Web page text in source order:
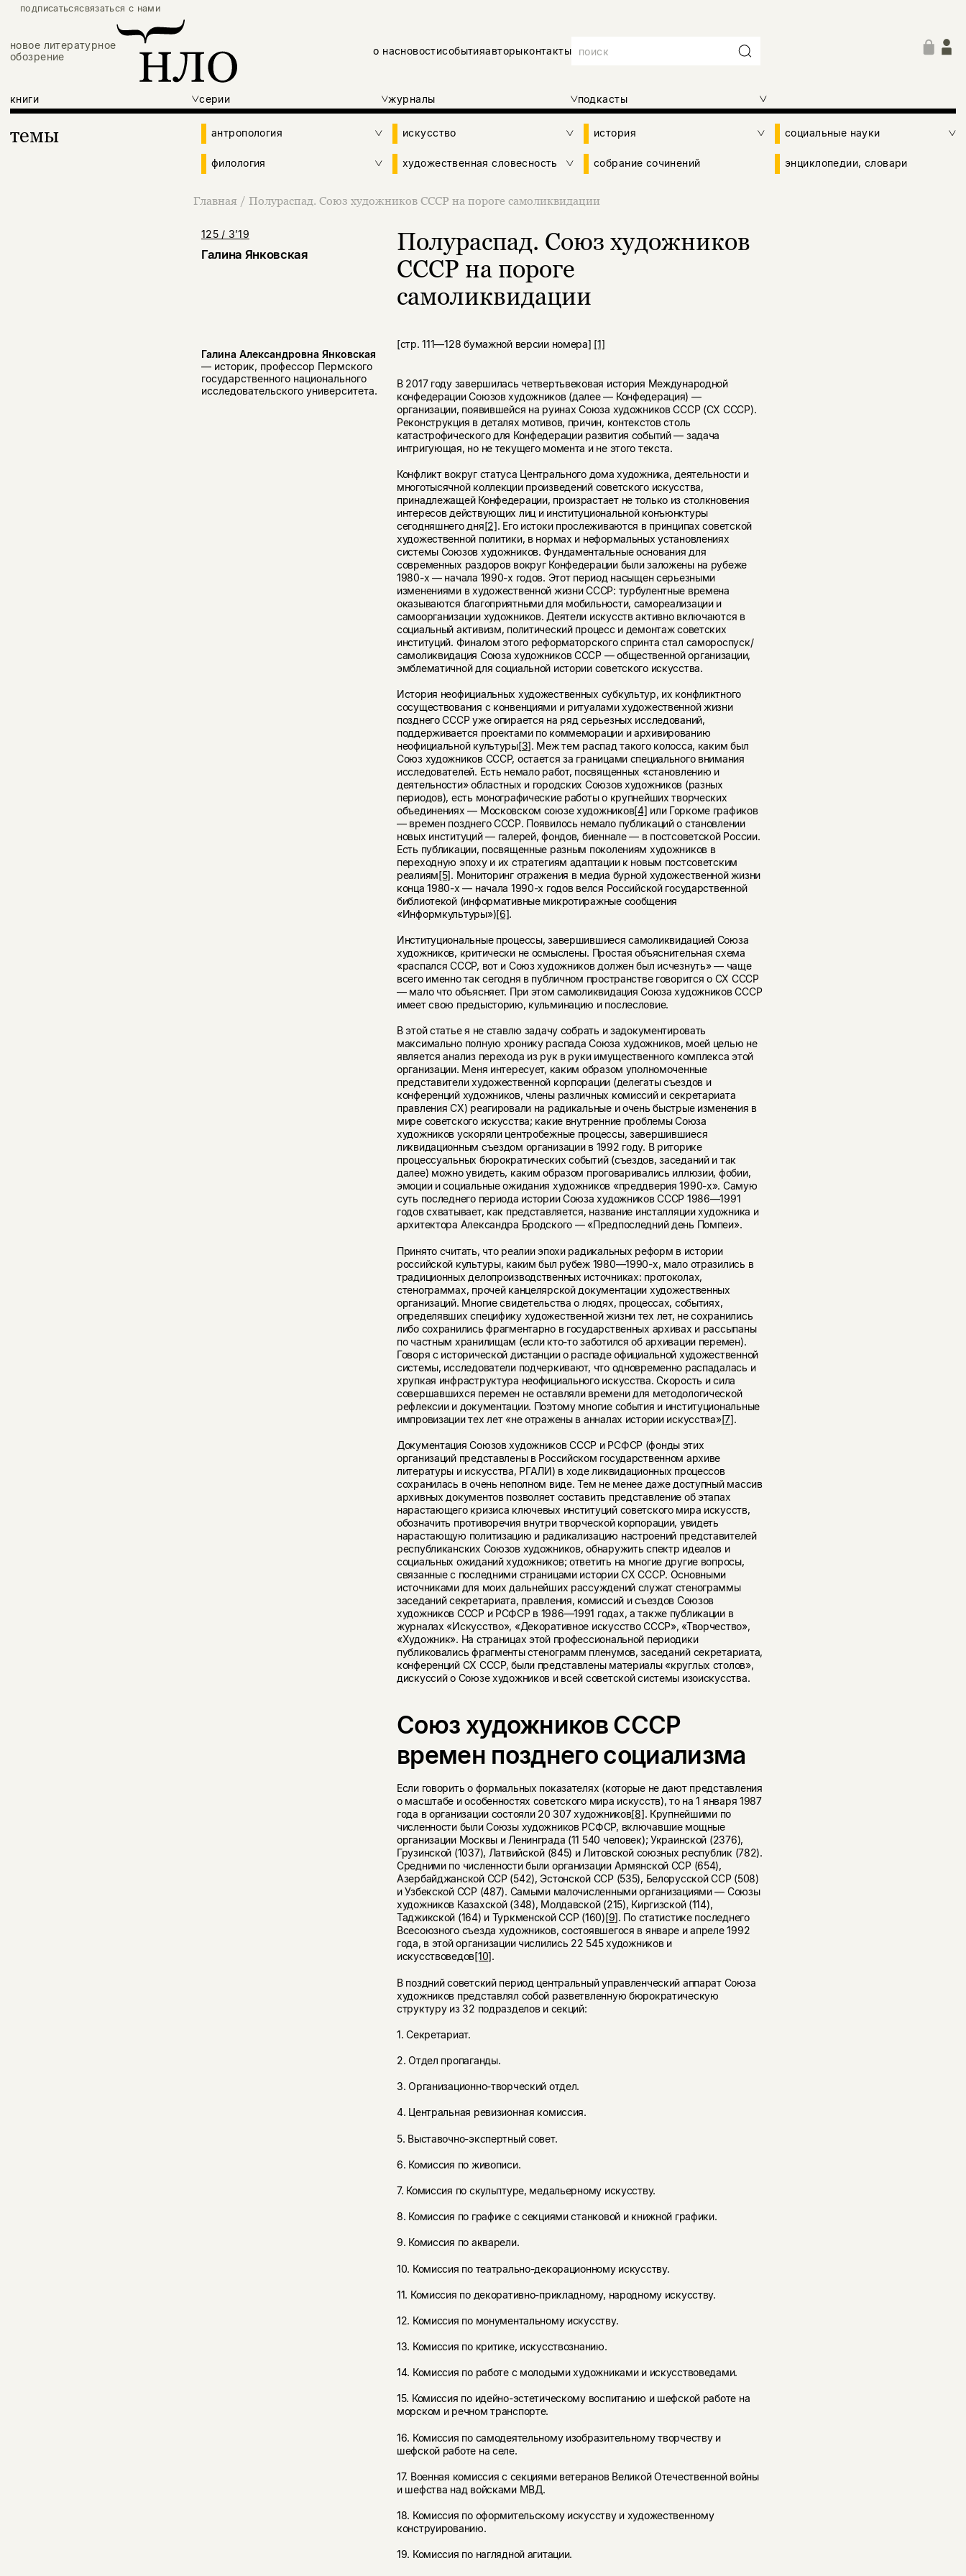
подписатьсясвязаться с нами
новое литературное
обозрение
о насновостисобытияавторыконтакты
книги серии журналы подкасты
темы антропология искусство история социальные науки
филология художественная словесность собрание сочинений энциклопедии, словари
Главная / Полураспад. Союз художников СССР на пороге самоликвидации
125 / 3’19
Галина Янковская
Полураспад. Союз художников
СССР на пороге
самоликвидации
Галина Александровна Янковская
— историк, профессор Пермского
государственного национального
исследовательского университета.
[стр. 111—128 бумажной версии номера] [1]
В 2017 году завершилась четвертьвековая история Международной
конфедерации Союзов художников (далее — Конфедерация) —
организации, появившейся на руинах Союза художников СССР (СХ СССР).
Реконструкция в деталях мотивов, причин, контекстов столь
катастрофического для Конфедерации развития событий — задача
интригующая, но не текущего момента и не этого текста.
Конфликт вокруг статуса Центрального дома художника, деятельности и
многотысячной коллекции произведений советского искусства,
принадлежащей Конфедерации, произрастает не только из столкновения
интересов действующих лиц и институциональной конъюнктуры
сегодняшнего дня[2]. Его истоки прослеживаются в принципах советской
художественной политики, в нормах и неформальных установлениях
системы Союзов художников. Фундаментальные основания для
современных раздоров вокруг Конфедерации были заложены на рубеже
1980-х — начала 1990-х годов. Этот период насыщен серьезными
изменениями в художественной жизни СССР: турбулентные времена
оказываются благоприятными для мобильности, самореализации и
самоорганизации художников. Деятели искусств активно включаются в
социальный активизм, политический процесс и демонтаж советских
институций. Финалом этого реформаторского спринта стал самороспуск/
самоликвидация Союза художников СССР — общественной организации,
эмблематичной для социальной истории советского искусства.
История неофициальных художественных субкультур, их конфликтного
сосуществования с конвенциями и ритуалами художественной жизни
позднего СССР уже опирается на ряд серьезных исследований,
поддерживается проектами по коммеморации и архивированию
неофициальной культуры[3]. Меж тем распад такого колосса, каким был
Союз художников СССР, остается за границами специального внимания
исследователей. Есть немало работ, посвященных «становлению и
деятельности» областных и городских Союзов художников (разных
периодов), есть монографические работы о крупнейших творческих
объединениях — Московском союзе художников[4] или Горкоме графиков
— времен позднего СССР. Появилось немало публикаций о становлении
новых институций — галерей, фондов, биеннале — в постсоветской России.
Есть публикации, посвященные разным поколениям художников в
переходную эпоху и их стратегиям адаптации к новым постсоветским
реалиям[5]. Мониторинг отражения в медиа бурной художественной жизни
конца 1980-х — начала 1990-х годов велся Российской государственной
библиотекой (информативные микротиражные сообщения
«Информкультуры»)[6].
Институциональные процессы, завершившиеся самоликвидацией Союза
художников, критически не осмыслены. Простая объяснительная схема
«распался СССР, вот и Союз художников должен был исчезнуть» — чаще
всего именно так сегодня в публичном пространстве говорится о СХ СССР
— мало что объясняет. При этом самоликвидация Союза художников СССР
имеет свою предысторию, кульминацию и послесловие.
В этой статье я не ставлю задачу собрать и задокументировать
максимально полную хронику распада Союза художников, моей целью не
является анализ перехода из рук в руки имущественного комплекса этой
организации. Меня интересует, каким образом уполномоченные
представители художественной корпорации (делегаты съездов и
конференций художников, члены различных комиссий и секретариата
правления СХ) реагировали на радикальные и очень быстрые изменения в
мире советского искусства; какие внутренние проблемы Союза
художников ускоряли центробежные процессы, завершившиеся
ликвидационным съездом организации в 1992 году. В риторике
процессуальных бюрократических событий (съездов, заседаний и так
далее) можно увидеть, каким образом проговаривались иллюзии, фобии,
эмоции и социальные ожидания художников «преддверия 1990-х». Самую
суть последнего периода истории Союза художников СССР 1986—1991
годов схватывает, как представляется, название инсталляции художника и
архитектора Александра Бродского — «Предпоследний день Помпеи».
Принято считать, что реалии эпохи радикальных реформ в истории
российской культуры, каким был рубеж 1980—1990-х, мало отразились в
традиционных делопроизводственных источниках: протоколах,
стенограммах, прочей канцелярской документации художественных
организаций. Многие свидетельства о людях, процессах, событиях,
определявших специфику художественной жизни тех лет, не сохранились
либо сохранились фрагментарно в государственных архивах и рассыпаны
по частным хранилищам (если кто-то заботился об архивации перемен).
Говоря с исторической дистанции о распаде официальной художественной
системы, исследователи подчеркивают, что одновременно распадалась и
хрупкая инфраструктура неофициального искусства. Скорость и сила
совершавшихся перемен не оставляли времени для методологической
рефлексии и документации. Поэтому многие события и институциональные
импровизации тех лет «не отражены в анналах истории искусства»[7].
Документация Союзов художников СССР и РСФСР (фонды этих
организаций представлены в Российском государственном архиве
литературы и искусства, РГАЛИ) в ходе ликвидационных процессов
сохранилась в очень неполном виде. Тем не менее даже доступный массив
архивных документов позволяет составить представление об этапах
нарастающего кризиса ключевых институций советского мира искусств,
обозначить противоречия внутри творческой корпорации, увидеть
нарастающую политизацию и радикализацию настроений представителей
республиканских Союзов художников, обнаружить спектр идеалов и
социальных ожиданий художников; ответить на многие другие вопросы,
связанные с последними страницами истории СХ СССР. Основными
источниками для моих дальнейших рассуждений служат стенограммы
заседаний секретариата, правления, комиссий и съездов Союзов
художников СССР и РСФСР в 1986—1991 годах, а также публикации в
журналах «Искусство», «Декоративное искусство СССР», «Творчество»,
«Художник». На страницах этой профессиональной периодики
публиковались фрагменты стенограмм пленумов, заседаний секретариата,
конференций СХ СССР, были представлены материалы «круглых столов»,
дискуссий о Союзе художников и всей советской системы изоискусства.
Союз художников СССР
времен позднего социализма
Если говорить о формальных показателях (которые не дают представления
о масштабе и особенностях советского мира искусств), то на 1 января 1987
года в организации состояли 20 307 художников[8]. Крупнейшими по
численности были Союзы художников РСФСР, включавшие мощные
организации Москвы и Ленинграда (11 540 человек); Украинской (2376),
Грузинской (1037), Латвийской (845) и Литовской союзных республик (782).
Средними по численности были организации Армянской ССР (654),
Азербайджанской ССР (542), Эстонской ССР (535), Белорусской ССР (508)
и Узбекской ССР (487). Самыми малочисленными организациями — Союзы
художников Казахской (348), Молдавской (215), Киргизской (114),
Таджикской (164) и Туркменской ССР (160)[9]. По статистике последнего
Всесоюзного съезда художников, состоявшегося в январе и апреле 1992
года, в этой организации числились 22 545 художников и
искусствоведов[10].
В поздний советский период центральный управленческий аппарат Союза
художников представлял собой разветвленную бюрократическую
структуру из 32 подразделов и секций:
1. Секретариат.
2. Отдел пропаганды.
3. Организационно-творческий отдел.
4. Центральная ревизионная комиссия.
5. Выставочно-экспертный совет.
6. Комиссия по живописи.
7. Комиссия по скульптуре, медальерному искусству.
8. Комиссия по графике с секциями станковой и книжной графики.
9. Комиссия по акварели.
10. Комиссия по театрально-декорационному искусству.
11. Комиссия по декоративно-прикладному, народному искусству.
12. Комиссия по монументальному искусству.
13. Комиссия по критике, искусствознанию.
14. Комиссия по работе с молодыми художниками и искусствоведами.
15. Комиссия по идейно-эстетическому воспитанию и шефской работе на
морском и речном транспорте.
16. Комиссия по самодеятельному изобразительному творчеству и
шефской работе на селе.
17. Военная комиссия с секциями ветеранов Великой Отечественной войны
и шефства над войсками МВД.
18. Комиссия по оформительскому искусству и художественному
конструированию.
19. Комиссия по наглядной агитации.